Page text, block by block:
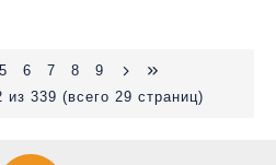
5 6 7 8
9
из 339 (всего 29 страниц)